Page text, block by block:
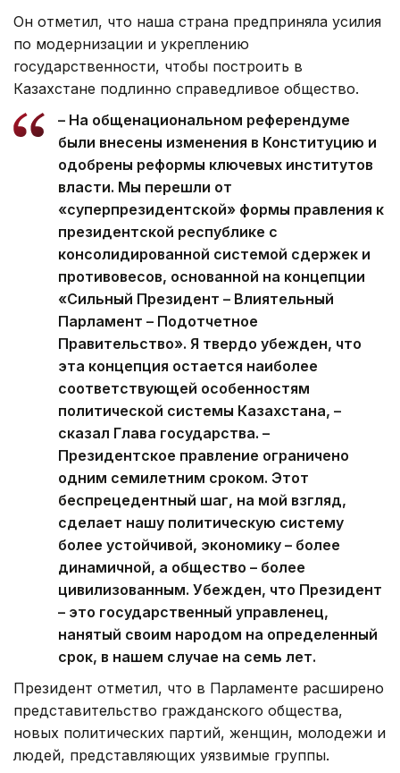
Он отметил, что наша страна предприняла усилия
по модернизации и укреплению
государственности, чтобы построить в
Казахстане подлинно справедливое общество.
– На общенациональном референдуме
были внесены изменения в Конституцию и
одобрены реформы ключевых институтов
власти. Мы перешли от
«суперпрезидентской» формы правления к
президентской республике с
консолидированной системой сдержек и
противовесов, основанной на концепции
«Сильный Президент – Влиятельный
Парламент – Подотчетное
Правительство». Я твердо убежден, что
эта концепция остается наиболее
соответствующей особенностям
политической системы Казахстана, –
сказал Глава государства. –
Президентское правление ограничено
одним семилетним сроком. Этот
беспрецедентный шаг, на мой взгляд,
сделает нашу политическую систему
более устойчивой, экономику – более
динамичной, а общество – более
цивилизованным. Убежден, что Президент
– это государственный управленец,
нанятый своим народом на определенный
срок, в нашем случае на семь лет.
Президент отметил, что в Парламенте расширено
представительство гражданского общества,
новых политических партий, женщин, молодежи и
людей, представляющих уязвимые группы.